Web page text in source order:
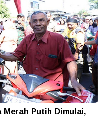
Merah Putih Dimulai,